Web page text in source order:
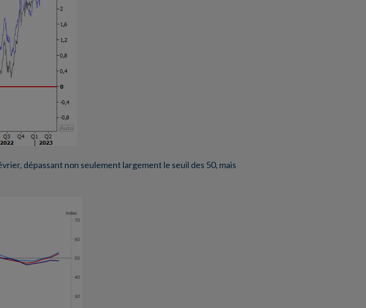
dépassant non seulement largement le seuil des 50, mais